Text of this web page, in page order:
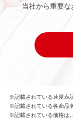
当社から重要な
※記載されている速度表
※記載されている各商品
※記載されている価格は、